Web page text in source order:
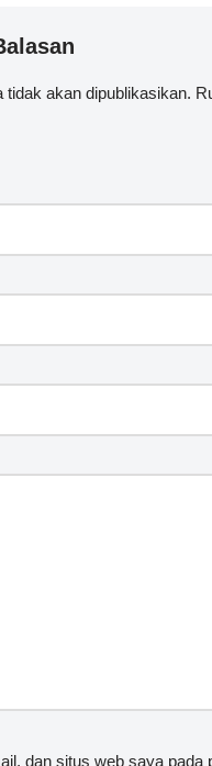
tidak akan dipublikasikan.
dan situs web saya pada